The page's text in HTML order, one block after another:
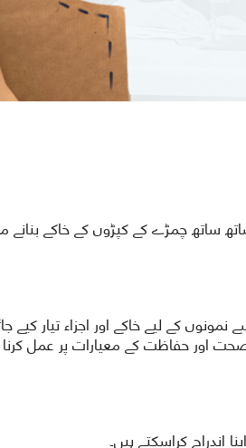
ساتھ چمڑے کے کپڑوں کے خاکے بنانے
کے لیے خاکے اور اجزاء تیار کیے
اور حفاظت کے معیارات پر عمل کرنا
کراسکتے ہیں۔